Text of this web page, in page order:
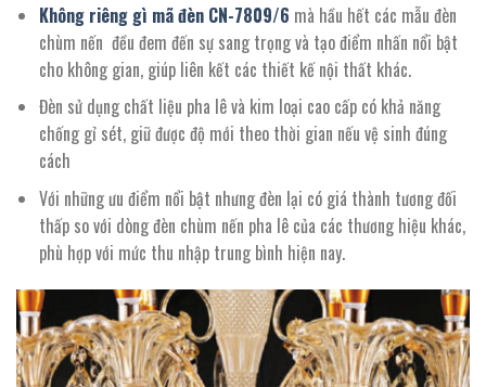
Không riêng gì mã đèn CN-7809/6 mà hầu hết các mẫu đèn
chùm nến đều đem đến sự sang trọng và tạo điểm nhấn nổi bật
cho không gian, giúp liên kết các thiết kế nội thất khác.
Đèn sử dụng chất liệu pha lê và kim loại cao cấp có khả năng
chống gỉ sét, giữ được độ mới theo thời gian nếu vệ sinh đúng
cách
Với những ưu điểm nổi bật nhưng đèn lại có giá thành tương đối
thấp so với dòng đèn chùm nến pha lê của các thương hiệu khác,
phù hợp với mức thu nhập trung bình hiện nay.